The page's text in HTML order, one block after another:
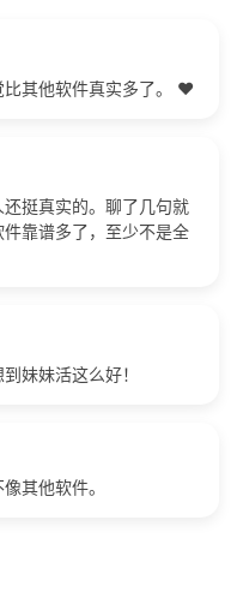
比其他软件真实多了。 ❤️
挺真实的。聊了几句就
靠谱多了，至少不是全
妹妹活这么好！
其他软件。